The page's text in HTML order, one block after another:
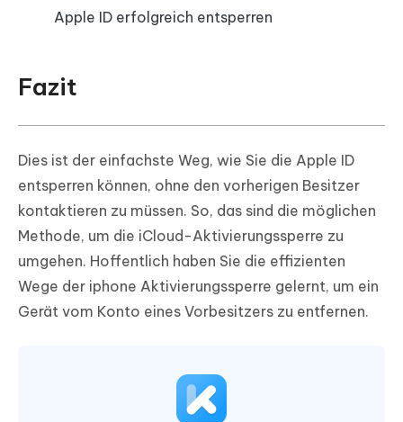
Apple ID erfolgreich entsperren
Fazit
Dies ist der einfachste Weg, wie Sie die Apple ID
entsperren können, ohne den vorherigen Besitzer
kontaktieren zu müssen. So, das sind die möglichen
Methode, um die iCloud-Aktivierungssperre zu
umgehen. Hoffentlich haben Sie die effizienten
Wege der iphone Aktivierungssperre gelernt, um ein
Gerät vom Konto eines Vorbesitzers zu entfernen.